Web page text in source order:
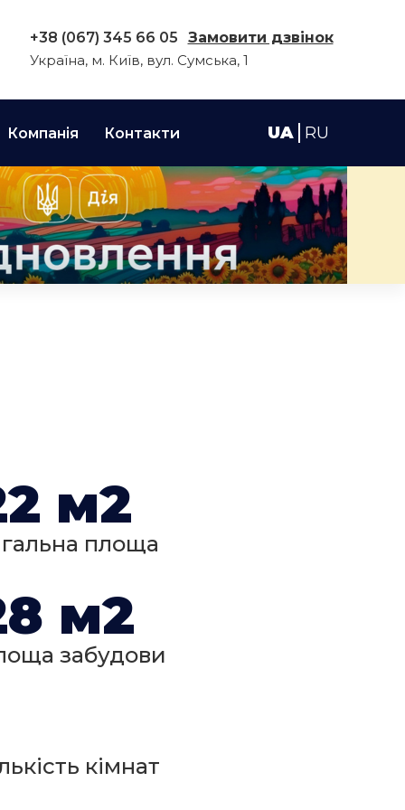
+38 (067) 345 66 05
Замовити дзвінок
Україна, м. Київ, вул. Сумська, 1
Компанія Контакти UA RU
м2
площа
м2
забудови
кімнат